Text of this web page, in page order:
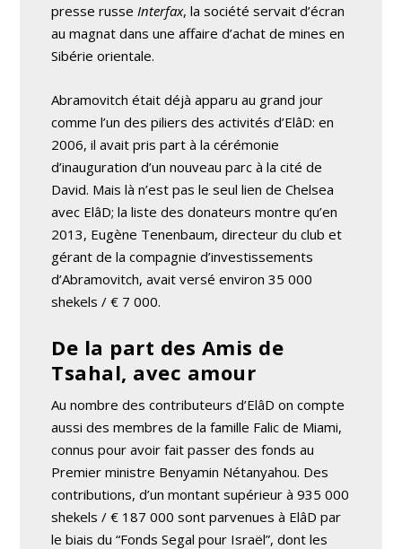
presse russe Interfax, la société servait d’écran
au magnat dans une affaire d’achat de mines en
Sibérie orientale.
Abramovitch était déjà apparu au grand jour
comme l’un des piliers des activités d’ElâD: en
2006, il avait pris part à la cérémonie
d’inauguration d’un nouveau parc à la cité de
David. Mais là n’est pas le seul lien de Chelsea
avec ElâD; la liste des donateurs montre qu’en
2013, Eugène Tenenbaum, directeur du club et
gérant de la compagnie d’investissements
d’Abramovitch, avait versé environ 35 000
shekels / € 7 000.
De la part des Amis de
Tsahal, avec amour
Au nombre des contributeurs d’ElâD on compte
aussi des membres de la famille Falic de Miami,
connus pour avoir fait passer des fonds au
Premier ministre Benyamin Nétanyahou. Des
contributions, d’un montant supérieur à 935 000
shekels / € 187 000 sont parvenues à ElâD par
le biais du “Fonds Segal pour Israël”, dont les